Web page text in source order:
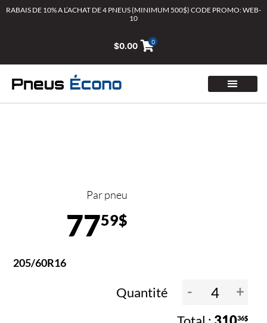
AllerRABAIS DE 10% A L’ACHAT DE 4 PNEUS (MINIMUM 500$) CODE PROMO: WEB-
10
$0.00 0
Par pneu
7759$
205/60R16
Quantité - +
36$